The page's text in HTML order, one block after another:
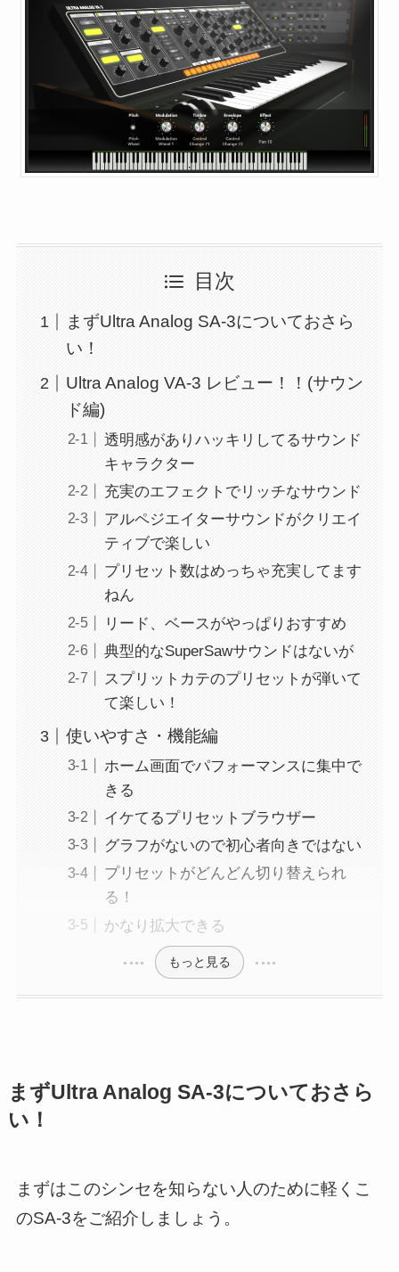
目次
まずUltra Analog SA-3についておさら
い！
Ultra Analog VA-3 レビュー！！(サウン
ド編)
透明感がありハッキリしてるサウンド
キャラクター
充実のエフェクトでリッチなサウンド
アルペジエイターサウンドがクリエイ
ティブで楽しい
プリセット数はめっちゃ充実してます
ねん
リード、ベースがやっぱりおすすめ
典型的なSuperSawサウンドはないが
スプリットカテのプリセットが弾いて
て楽しい！
使いやすさ・機能編
ホーム画面でパフォーマンスに集中で
きる
イケてるプリセットブラウザー
グラフがないので初心者向きではない
プリセットがどんどん切り替えられ
る！
かなり拡大できる
もっと見る
まずUltra Analog SA-3についておさら
い！
まずはこのシンセを知らない人のために軽くこ
のSA-3をご紹介しましょう。